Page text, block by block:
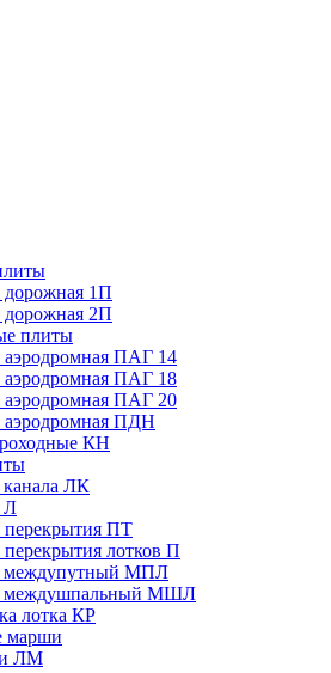
дорожная 1П
дорожная 2П
плиты
аэродромная ПАГ 14
аэродромная ПАГ 18
аэродромная ПАГ 20
аэродромная ПДН
КН
ЛК
Л
перекрытия ПТ
лотков П
междупутный МПЛ
междушпальный МШЛ
лотка КР
марши
ЛМ